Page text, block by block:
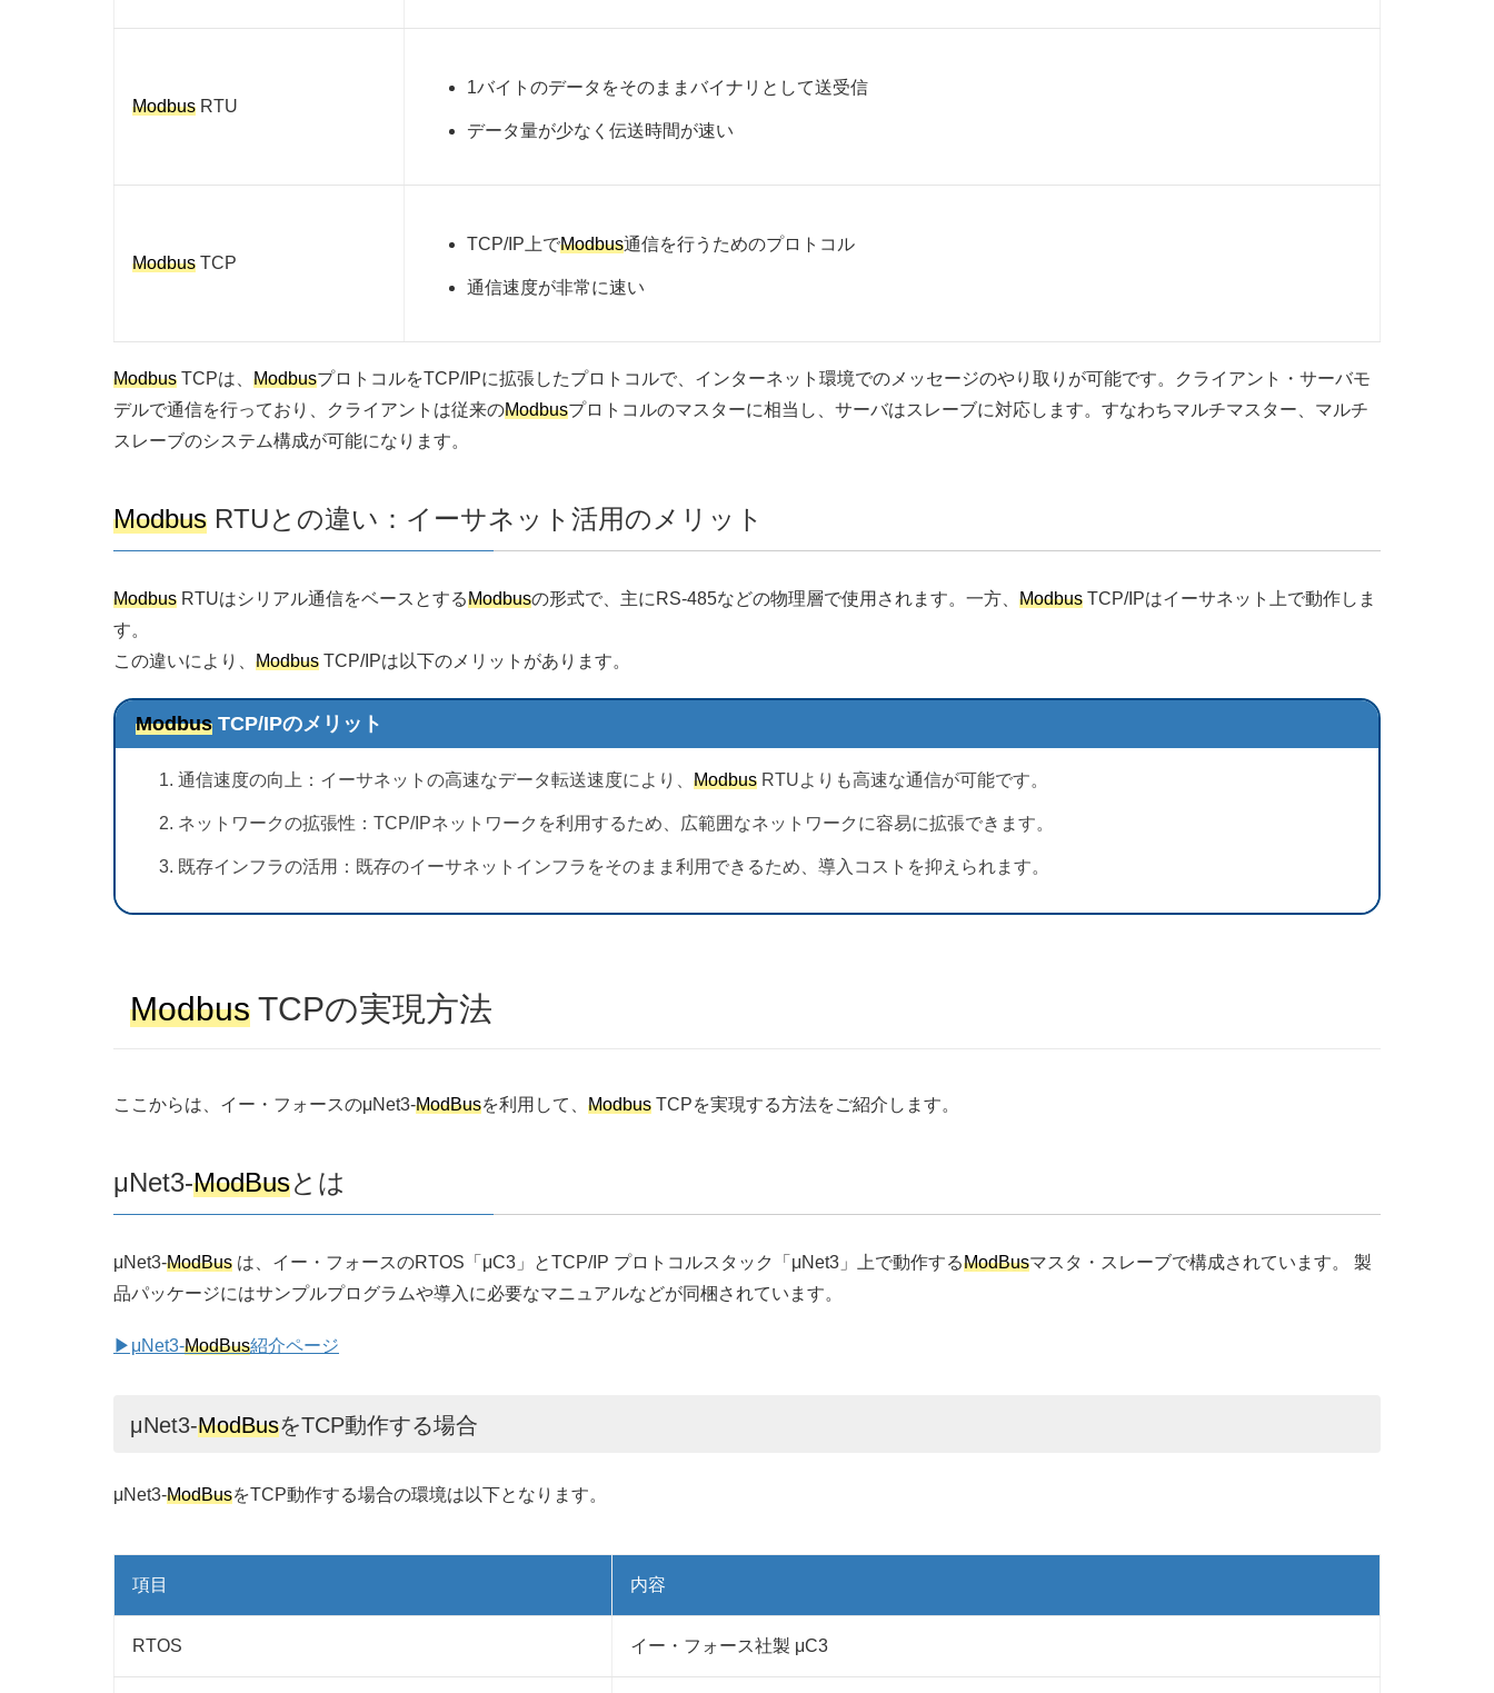
Modbus RTU
1バイトのデータをそのままバイナリとして送受信
データ量が少なく伝送時間が速い
Modbus TCP
TCP/IP上でModbus通信を行うためのプロトコル
通信速度が非常に速い
Modbus TCPは、 ModbusプロトコルをTCP/IPに拡張したプロトコルで、インターネット環境でのメッセージのやり取りが可能です。クライアント・サーバモ
デルで通信を行っており、クライアントは従来のModbusプロトコルのマスターに相当し、サーバはスレーブに対応します。すなわちマルチマスター、マルチ
スレーブのシステム構成が可能になります。
Modbus RTUとの違い：イーサネット活用のメリット
Modbus RTUはシリアル通信をベースとするModbusの形式で、主にRS-485などの物理層で使用されます。一方、 Modbus TCP/IPはイーサネット上で動作しま
す。
この違いにより、 Modbus TCP/IPは以下のメリットがあります。
ModbusTCP/IPのメリット
通信速度の向上：イーサネットの高速なデータ転送速度により、 Modbus RTUよりも高速な通信が可能です。
ネットワークの拡張性：TCP/IPネットワークを利用するため、広範囲なネットワークに容易に拡張できます。
既存インフラの活用：既存のイーサネットインフラをそのまま利用できるため、導入コストを抑えられます。
Modbus TCPの実現方法
ここからは、イー・フォースのμNet3-ModBusを利用して、 Modbus TCPを実現する方法をご紹介します。
μNet3-ModBusとは
μNet3-ModBus は、イー・フォースのRTOS「μC3」とTCP/IP プロトコルスタック「μNet3」上で動作するModBusマスタ・スレーブで構成されています。 製
品パッケージにはサンプルプログラムや導入に必要なマニュアルなどが同梱されています。
▶︎μNet3-ModBus紹介ページ
μNet3-ModBusをTCP動作する場合
μNet3-ModBusをTCP動作する場合の環境は以下となります。
項目 内容
RTOS イー・フォース社製 μC3